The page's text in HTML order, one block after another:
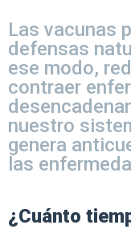
Las vacunas
defensas
ese modo,
contraer
nuestro
genera
las
¿Cuánto